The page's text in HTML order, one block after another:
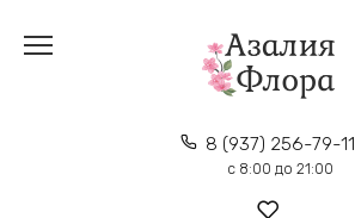
содержанию
8 (937) 256-79-11
с 8:00 до 21:00